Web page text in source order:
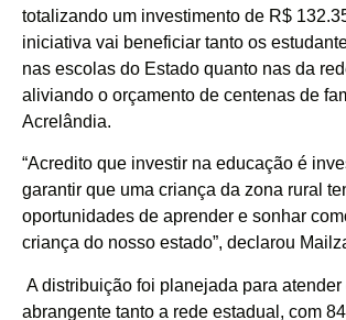
totalizando um investimento de R$
iniciativa vai beneficiar tanto os
nas escolas do Estado quanto nas da
aliviando o orçamento de centenas de
Acrelândia.
“Acredito que investir na educação é
garantir que uma criança da zona rural
oportunidades de aprender e sonhar
criança do nosso estado”, declarou
A distribuição foi planejada para atender
abrangente tanto a rede estadual, com